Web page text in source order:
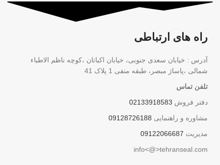
راه های ارتباطی
آدرس : خیابان سعدی جنوبی، خیابان اکباتان ،کوچه ناظم الاطباء
شمالی ،پاساژ مبصر، طبقه منفی 1 پلاک 41
تلفن تماس
دفتر فروش 02133918583
مشاوره و راهنمایی 09128726188
مدیریت 09122066687
info<@>tehranseal.com